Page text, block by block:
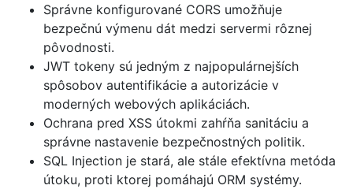
Správne konfigurované CORS umožňuje
bezpečnú výmenu dát medzi servermi rôznej
pôvodnosti.
JWT tokeny sú jedným z najpopulárnejších
spôsobov autentifikácie a autorizácie v
moderných webových aplikáciách.
Ochrana pred XSS útokmi zahŕňa sanitáciu a
správne nastavenie bezpečnostných politik.
SQL Injection je stará, ale stále efektívna metóda
útoku, proti ktorej pomáhajú ORM systémy.